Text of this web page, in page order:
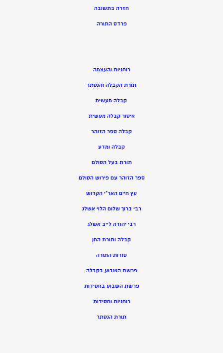
חזרה בתשובה
פרדס התורה
רוחניות והעצמה
תורת הקבלה והנסתר
קבלה מעשית
איסור קבלה מעשית
קבלה ספר הזוהר
קבלה ומדע
תורת בעל הסולם
ספר הזוהר עם פירוש הסולם
עץ חיים האר”י הקדוש
רבי ברוך שלום הלוי אשלג
רבי יהודה לייב אשלג
קבלה ותורת החן
סודות התורה
פרשת השבוע בקבלה
פרשת השבוע בחסידות
רוחניות וחסידות
תורת הנסתר